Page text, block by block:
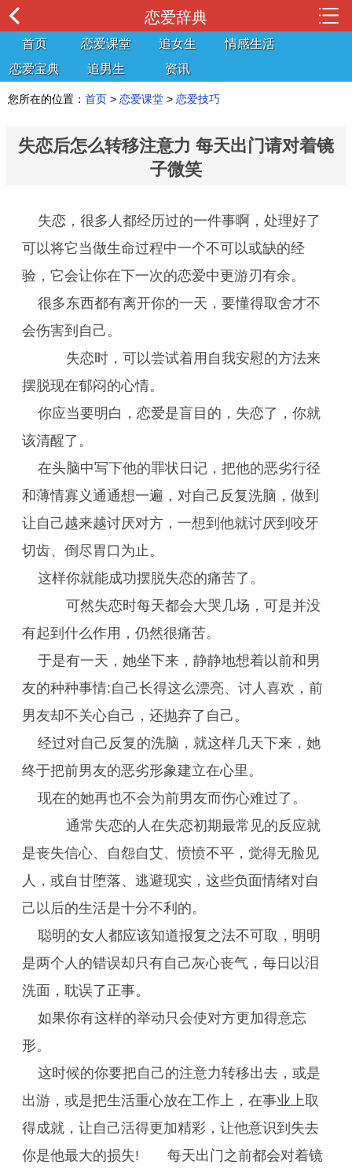
恋爱辞典
首页 恋爱课堂 追女生
情感生活
恋爱宝典
追男生 资讯
您所在的位置： 首页 > 恋爱课堂 > 恋爱技巧
失恋后怎么转移注意力 每天出门请对着镜
子微笑
失恋，很多人都经历过的一件事啊，处理好了
可以将它当做生命过程中一个不可以或缺的经
验，它会让你在下一次的恋爱中更游刃有余。
很多东西都有离开你的一天，要懂得取舍才不
会伤害到自己。
失恋时，可以尝试着用自我安慰的方法来
摆脱现在郁闷的心情。
你应当要明白，恋爱是盲目的，失恋了，你就
该清醒了。
在头脑中写下他的罪状日记，把他的恶劣行径
和薄情寡义通通想一遍，对自己反复洗脑，做到
让自己越来越讨厌对方，一想到他就讨厌到咬牙
切齿、倒尽胃口为止。
这样你就能成功摆脱失恋的痛苦了。
可然失恋时每天都会大哭几场，可是并没
有起到什么作用，仍然很痛苦。
于是有一天，她坐下来，静静地想着以前和男
友的种种事情:自己长得这么漂亮、讨人喜欢，前
男友却不关心自己，还抛弃了自己。
经过对自己反复的洗脑，就这样几天下来，她
终于把前男友的恶劣形象建立在心里。
现在的她再也不会为前男友而伤心难过了。
通常失恋的人在失恋初期最常见的反应就
是丧失信心、自怨自艾、愤愤不平，觉得无脸见
人，或自甘堕落、逃避现实，这些负面情绪对自
己以后的生活是十分不利的。
聪明的女人都应该知道报复之法不可取，明明
是两个人的错误却只有自己灰心丧气，每日以泪
洗面，耽误了正事。
如果你有这样的举动只会使对方更加得意忘
形。
这时候的你要把自己的注意力转移出去，或是
出游，或是把生活重心放在工作上，在事业上取
得成就，让自己活得更加精彩，让他意识到失去
你是他最大的损失! 每天出门之前都会对着镜